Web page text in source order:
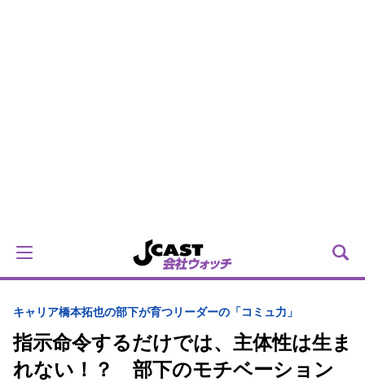
キャリア橋本拓也の部下が育つリーダーの「コミュ力」
指示命令するだけでは、主体性は生ま
れない！？ 部下のモチベーション